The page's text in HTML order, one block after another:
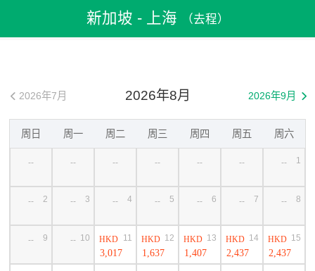
機票預訂 新加坡機票 >
新加坡到上海機票新加坡 - 上海 （去程）
2026年8月
 2026年7月 2026年9月 
周日 周一 周二 周三 周四 周五 周六
-- -- -- -- -- -- -- 1
-- 2 -- 3 -- 4 -- 5 -- 6 -- 7 -- 8
-- 9 -- 10 HKD
3,017
11 HKD
1,637
12 HKD
1,407
13 HKD
2,437
14 HKD
2,437
15